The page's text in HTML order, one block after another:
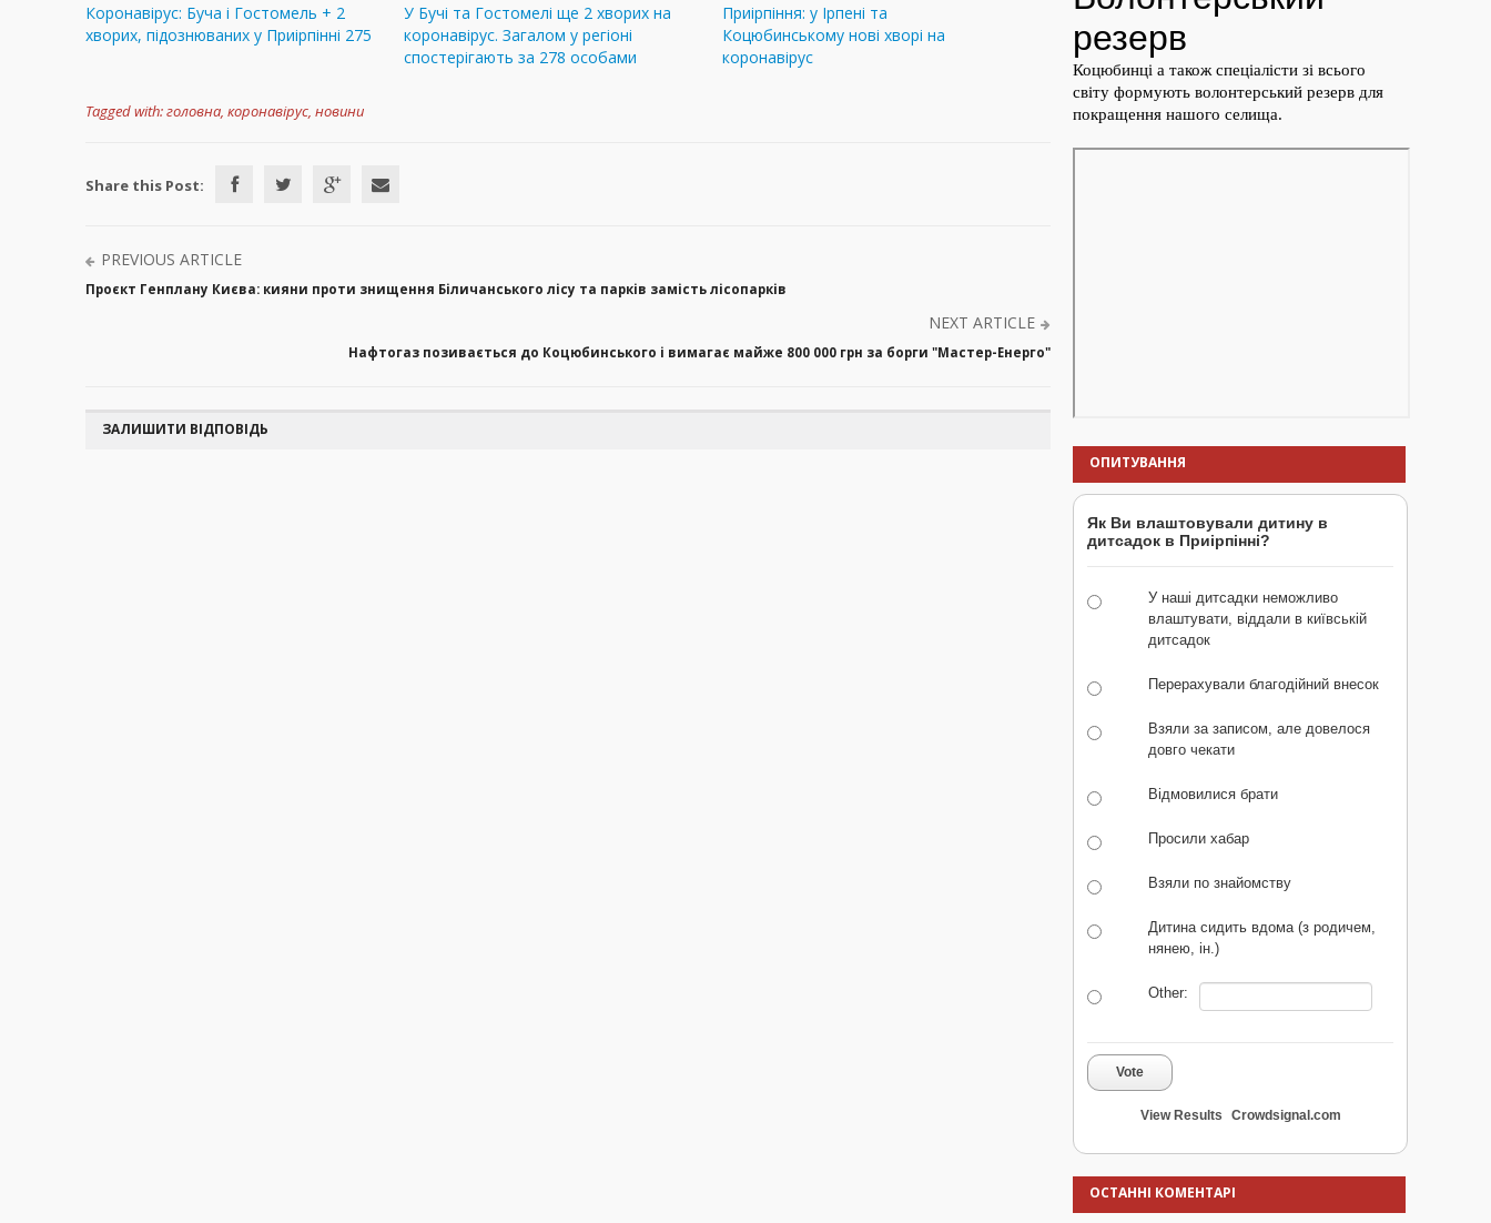
Коронавірус: Буча і Гостомель + 2
хворих, підознюваних у Приірпінні 275
У Бучі та Гостомелі ще 2 хворих на
коронавірус. Загалом у регіоні
спостерігають за 278 особами
Приірпіння: у Ірпені та
Коцюбинському нові хворі на
коронавірус
Tagged with:головна, коронавірус, новини
Share this Post:
PREVIOUS ARTICLE
Проєкт Генплану Києва: кияни проти знищення Біличанського лісу та парків замість лісопарків
NEXT ARTICLE
Нафтогаз позивається до Коцюбинського і вимагає майже 800 000 грн за борги "Мастер-Енерго"
ЗАЛИШИТИ ВІДПОВІДЬ
ОПИТУВАННЯ
Як Ви влаштовували дитину в
дитсадок в Приірпінні?
У наші дитсадки неможливо
влаштувати, віддали в київській
дитсадок
Перерахували благодійний внесок
Взяли за записом, але довелося
довго чекати
Відмовилися брати
Просили хабар
Взяли по знайомству
Дитина сидить вдома (з родичем,
нянею, ін.)
Other:
Vote
View Results Crowdsignal.com
ОСТАННІ КОМЕНТАРІ